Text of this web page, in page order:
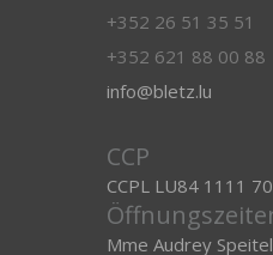
+352 26 51 35 51
+352 621 88 00 88
info@bletz.lu
CCP
CCPL LU84 1111
Mme Audrey Speitel